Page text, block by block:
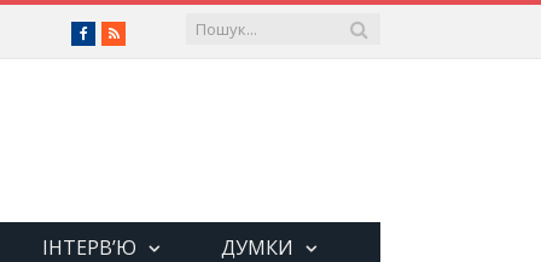
Facebook
RSS
ІНТЕРВ’Ю ДУМКИ